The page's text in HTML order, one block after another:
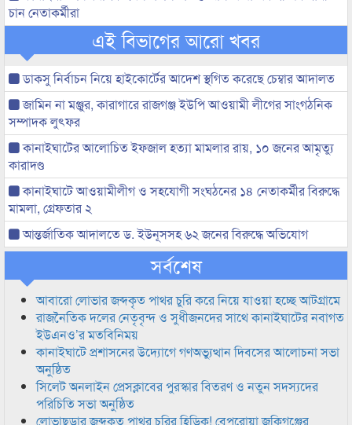
চান নেতাকর্মীরা
এই বিভাগের আরো খবর
ডাকসু নির্বাচন নিয়ে হাইকোর্টের আদেশ স্থগিত করেছে চেম্বার আদালত
জামিন না মঞ্জুর, কারাগারে রাজগঞ্জ ইউপি আওয়ামী লীগের সাংগঠনিক
সম্পাদক লুৎফর
কানাইঘাটের আলোচিত ইফজাল হত্যা মামলার রায়, ১০ জনের আমৃত্যু
কারাদণ্ড
কানাইঘাটে আওয়ামীলীগ ও সহযোগী সংঘঠনের ১৪ নেতাকর্মীর বিরুদ্ধে
মামলা, গ্রেফতার ২
আন্তর্জাতিক আদালতে ড. ইউনূসসহ ৬২ জনের বিরুদ্ধে অভিযোগ
সর্বশেষ
আবারো লোভার জব্দকৃত পাথর চুরি করে নিয়ে যাওয়া হচ্ছে আটগ্রামে
রাজনৈতিক দলের নেতৃবৃন্দ ও সুধীজনদের সাথে কানাইঘাটের নবাগত
ইউএনও’র মতবিনিময়
কানাইঘাটে প্রশাসনের উদ্যোগে গণঅভ্যুত্থান দিবসের আলোচনা সভা
অনুষ্ঠিত
সিলেট অনলাইন প্রেসক্লাবের পুরস্কার বিতরণ ও নতুন সদস্যদের
পরিচিতি সভা অনুষ্ঠিত
লোভাছড়ার জব্দকৃত পাথর চুরির হিড়িক! বেপরোয়া জকিগঞ্জের